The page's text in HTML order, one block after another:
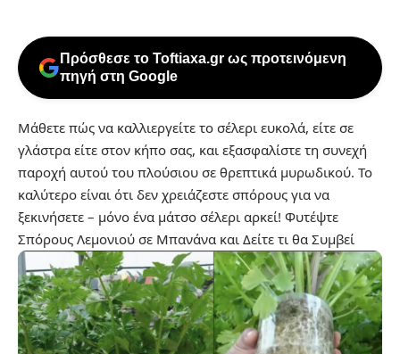
Πρόσθεσε το Toftiaxa.gr ως προτεινόμενη
πηγή στη Google
Μάθετε πώς να καλλιεργείτε το σέλερι ευκολά, είτε σε
γλάστρα είτε στον κήπο σας, και εξασφαλίστε τη συνεχή
παροχή αυτού του πλούσιου σε θρεπτικά μυρωδικού. Το
καλύτερο είναι ότι δεν χρειάζεστε σπόρους για να
ξεκινήσετε – μόνο ένα μάτσο σέλερι αρκεί! Φυτέψτε
Σπόρους Λεμονιού σε Μπανάνα και Δείτε τι θα Συμβεί